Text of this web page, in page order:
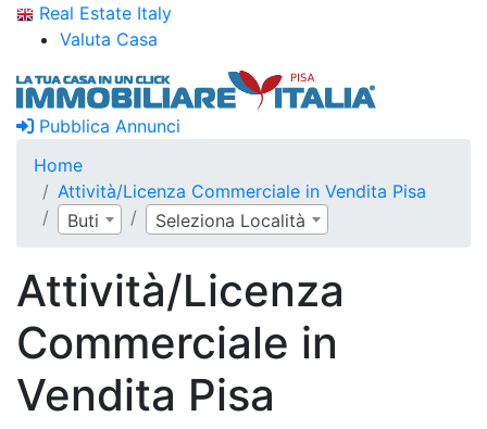
Real Estate Italy
Valuta Casa
Pubblica Annunci
Home
Attività/Licenza Commerciale in Vendita Pisa
Buti
Seleziona Località
Attività/Licenza
Commerciale in
Vendita Pisa